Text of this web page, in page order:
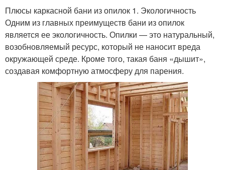
Плюсы каркасной бани из опилок 1. Экологичность
Одним из главных преимуществ бани из опилок
является ее экологичность. Опилки — это натуральный,
возобновляемый ресурс, который не наносит вреда
окружающей среде. Кроме того, такая баня «дышит»,
создавая комфортную атмосферу для парения.